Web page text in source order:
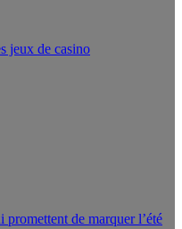
jeux de casino
de marquer l’été